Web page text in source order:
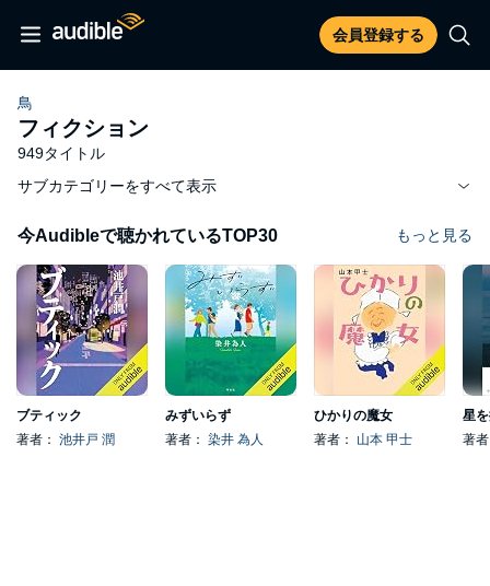
会員登録する
鳥
フィクション
949タイトル
サブカテゴリーをすべて表示
今Audibleで聴かれているTOP30 もっと見る
ブティック
著者： 池井戸 潤
みずいらず
著者： 染井 為人
ひかりの魔女
著者： 山本 甲士
星
著